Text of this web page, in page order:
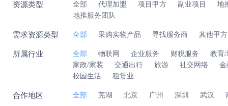
资源类型 全部 代理加盟 项目甲方 副业项目
地
地推服务团队
需求资源类型 全部 采购实物产品 寻找服务商 其他甲
所属行业 全部 物联网 企业服务 财税服务
教育/
家政/家装
交通出行 旅游 社交网络
金
校园生活
租赁业
合作地区 全部 芜湖 北京 广州 深圳 武汉